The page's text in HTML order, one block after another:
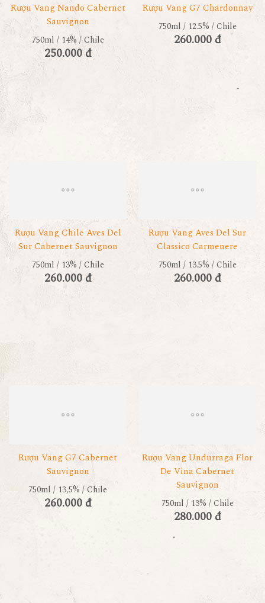
Rượu Vang Nando Cabernet
Sauvignon
750ml / 14% / Chile
250.000 đ
Rượu Vang G7 Chardonnay
750ml / 12.5% / Chile
260.000 đ
Rượu Vang Chile Aves Del
Sur Cabernet Sauvignon
750ml / 13% / Chile
260.000 đ
Rượu Vang Aves Del Sur
Classico Carmenere
750ml / 13.5% / Chile
260.000 đ
Rượu Vang G7 Cabernet
Sauvignon
750ml / 13,5% / Chile
260.000 đ
Rượu Vang Undurraga Flor
De Vina Cabernet
Sauvignon
750ml / 13% / Chile
280.000 đ